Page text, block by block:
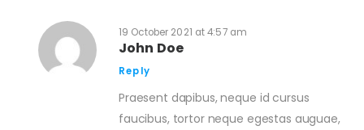
19 October 2021 at 4:57 am
John Doe
Reply
Praesent dapibus, neque id cursus
faucibus, tortor neque egestas auguae,